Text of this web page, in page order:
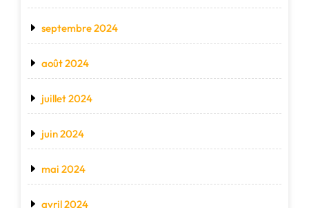
septembre 2024
août 2024
juillet 2024
juin 2024
mai 2024
avril 2024